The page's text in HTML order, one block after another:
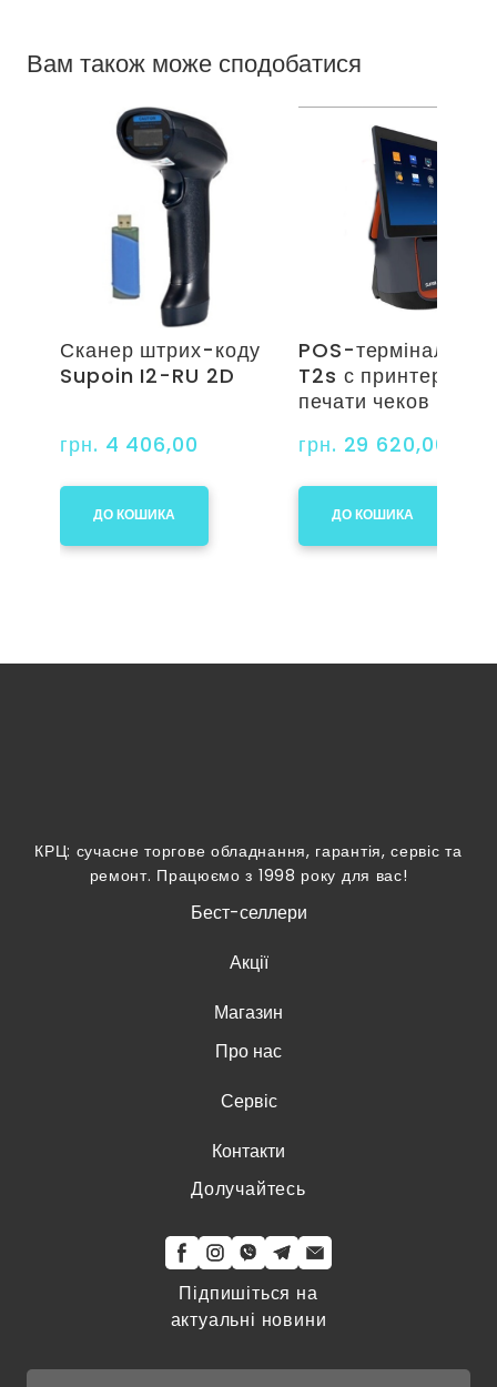
Вам також може сподобатися
Сканер штрих-коду
Supoin I2-RU 2D
грн. 4 406,00
ДО КОШИКА
POS-термінал
T2s с принтером
печати чеков (80
грн. 29 620,00
ДО КОШИКА
КРЦ: сучасне торгове обладнання, гарантія, сервіс та
ремонт. Працюємо з 1998 року для вас!
Бест-селлери
Акції
Магазин
Про нас
Сервіс
Контакти
Долучайтесь
Підпишіться на
актуальні новини